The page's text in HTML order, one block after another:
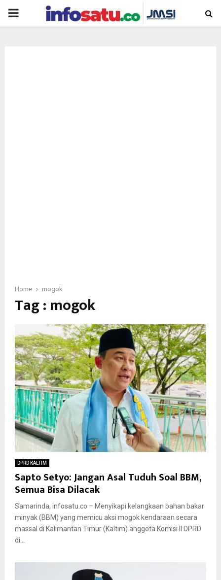
PRIMARY
Home mogok
Tag : mogok
DPRD KALTIM
Sapto Setyo: Jangan Asal Tuduh Soal BBM,
Semua Bisa Dilacak
Samarinda, infosatu.co – Menyikapi kelangkaan bahan bakar
minyak (BBM) yang memicu aksi mogok kendaraan secara
massal di Kalimantan Timur (Kaltim) anggota Komisi II DPRD
di...